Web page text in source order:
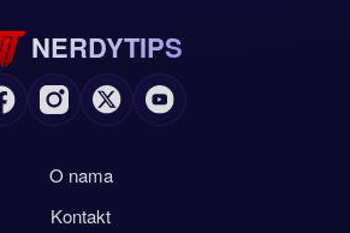
NERDYTIPS
O nama
Kontakt